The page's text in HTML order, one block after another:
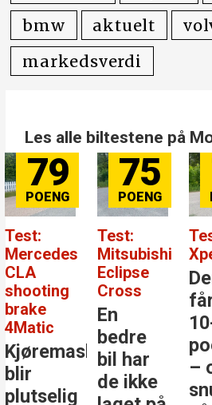
bmw
aktuelt
markedsverdi
Les alle biltestene på
79
Test:
Mercedes
CLA
shooting
brake
4Matic
Kjøremaskinen
blir
plutselig
75
Test:
Mitsubishi
Eclipse
Cross
En
bedre
bil har
de ikke
–